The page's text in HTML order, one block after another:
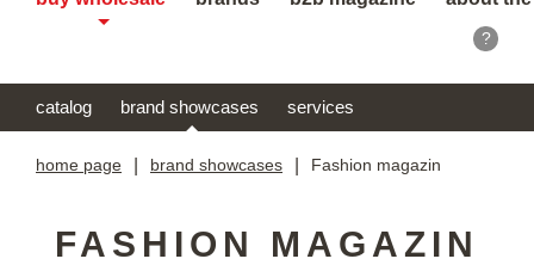
?
catalog brand showcases services
home page brand showcases Fashion magazin
FASHION MAGAZIN